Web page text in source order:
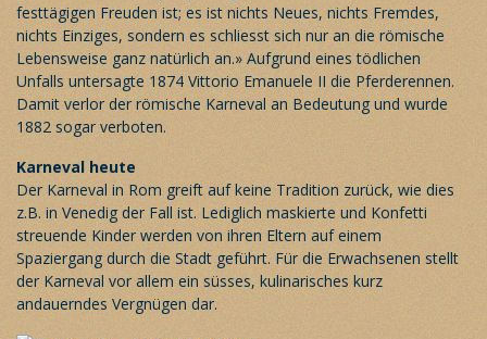
festtägigen Freuden ist; es ist nichts Neues, nichts Fremdes,
nichts Einziges, sondern es schliesst sich nur an die römische
Lebensweise ganz natürlich an.» Aufgrund eines tödlichen
Unfalls untersagte 1874 Vittorio Emanuele II die Pferderennen.
Damit verlor der römische Karneval an Bedeutung und wurde
1882 sogar verboten.
Karneval heute
Der Karneval in Rom greift auf keine Tradition zurück, wie dies
z.B. in Venedig der Fall ist. Lediglich maskierte und Konfetti
streuende Kinder werden von ihren Eltern auf einem
Spaziergang durch die Stadt geführt. Für die Erwachsenen stellt
der Karneval vor allem ein süsses, kulinarisches kurz
andauerndes Vergnügen dar.